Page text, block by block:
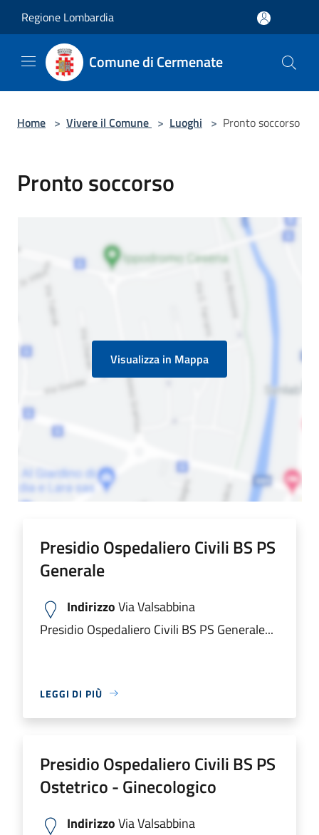
Regione Lombardia
Comune di Cermenate
Home > Vivere il Comune > Luoghi > Pronto soccorso
Pronto soccorso
Visualizza in Mappa
Presidio Ospedaliero Civili BS PS
Generale
IndirizzoVia Valsabbina
Presidio Ospedaliero Civili BS PS Generale...
LEGGI DI PIÙ
Presidio Ospedaliero Civili BS PS
Ostetrico - Ginecologico
IndirizzoVia Valsabbina